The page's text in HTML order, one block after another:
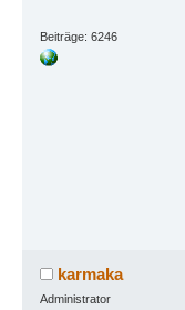
Beiträge: 6246
karmaka
Administrator